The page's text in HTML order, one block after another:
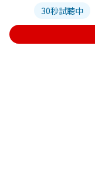
30秒試聴中